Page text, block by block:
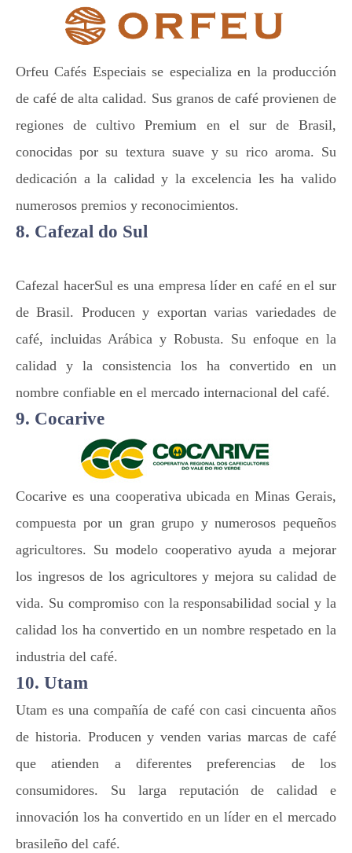
Orfeu Cafés Especiais se especializa en la producción
de café de alta calidad. Sus granos de café provienen de
regiones de cultivo Premium en el sur de Brasil,
conocidas por su textura suave y su rico aroma. Su
dedicación a la calidad y la excelencia les ha valido
numerosos premios y reconocimientos.
8. Cafezal do Sul
Cafezal hacerSul es una empresa líder en café en el sur
de Brasil. Producen y exportan varias variedades de
café, incluidas Arábica y Robusta. Su enfoque en la
calidad y la consistencia los ha convertido en un
nombre confiable en el mercado internacional del café.
9. Cocarive
Cocarive es una cooperativa ubicada en Minas Gerais,
compuesta por un gran grupo y numerosos pequeños
agricultores. Su modelo cooperativo ayuda a mejorar
los ingresos de los agricultores y mejora su calidad de
vida. Su compromiso con la responsabilidad social y la
calidad los ha convertido en un nombre respetado en la
industria del café.
10. Utam
Utam es una compañía de café con casi cincuenta años
de historia. Producen y venden varias marcas de café
que atienden a diferentes preferencias de los
consumidores. Su larga reputación de calidad e
innovación los ha convertido en un líder en el mercado
brasileño del café.